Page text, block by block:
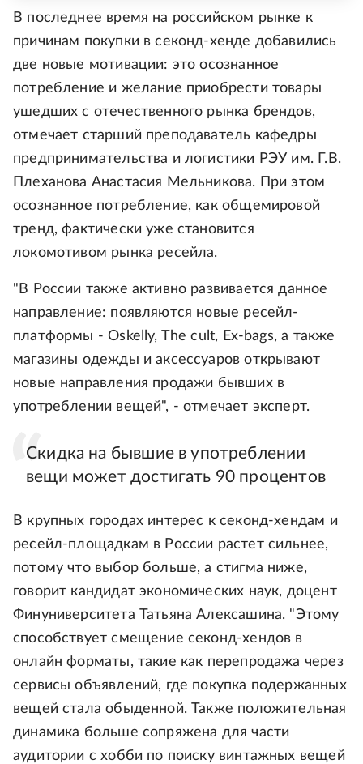
В последнее время на российском рынке к
причинам покупки в секонд-хенде добавились
две новые мотивации: это осознанное
потребление и желание приобрести товары
ушедших с отечественного рынка брендов,
отмечает старший преподаватель кафедры
предпринимательства и логистики РЭУ им. Г.В.
Плеханова Анастасия Мельникова. При этом
осознанное потребление, как общемировой
тренд, фактически уже становится
локомотивом рынка ресейла.
"В России также активно развивается данное
направление: появляются новые ресейл-
платформы - Oskelly, The cult, Ex-bags, а также
магазины одежды и аксессуаров открывают
новые направления продажи бывших в
употреблении вещей", - отмечает эксперт.
Скидка на бывшие в употреблении
вещи может достигать 90 процентов
В крупных городах интерес к секонд-хендам и
ресейл-площадкам в России растет сильнее,
потому что выбор больше, а стигма ниже,
говорит кандидат экономических наук, доцент
Финуниверситета Татьяна Алексашина. "Этому
способствует смещение секонд-хендов в
онлайн форматы, такие как перепродажа через
сервисы объявлений, где покупка подержанных
вещей стала обыденной. Также положительная
динамика больше сопряжена для части
аудитории с хобби по поиску винтажных вещей